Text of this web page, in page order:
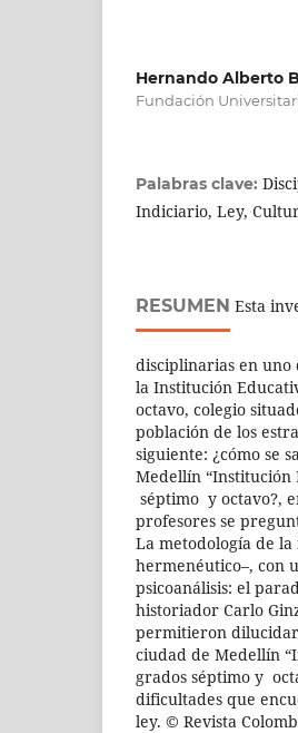
Hernando Alberto
Fundación
Palabras clave:
Indiciario, Ley,
RESUMEN Esta
disciplinarias en uno
la Institución
octavo, colegio
población de los
siguiente: ¿cómo se
Medellín “Institución
séptimo y octavo?,
profesores se
La metodología de
hermenéutico–, con
psicoanálisis: el
historiador Carlo
permitieron dilucidar
ciudad de Medellín
grados séptimo y
dificultades que
ley. © Revista